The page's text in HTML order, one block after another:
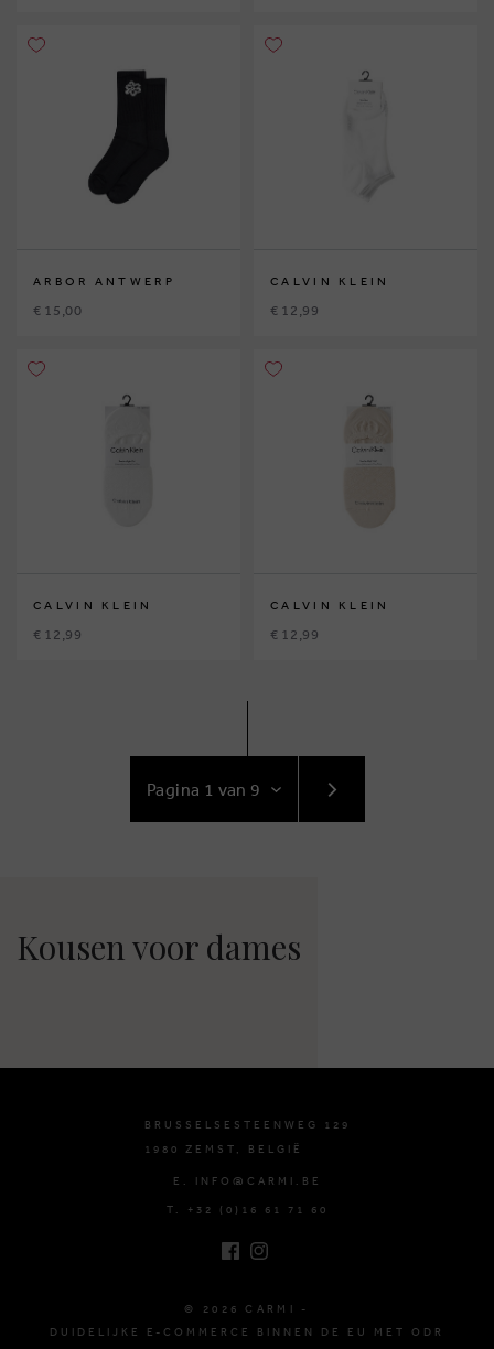
ARBOR ANTWERP
€ 15,00
CALVIN KLEIN
€ 12,99
CALVIN KLEIN
€ 12,99
CALVIN KLEIN
€ 12,99
NAAR
VOLGENDE
Kousen voor dames
BRUSSELSESTEENWEG 129
1980 ZEMST, BELGIË
E. INFO@CARMI.BE
T. +32 (0)16 61 71 60
© 2026 CARMI -
DUIDELIJKE E-COMMERCE BINNEN DE EU MET ODR